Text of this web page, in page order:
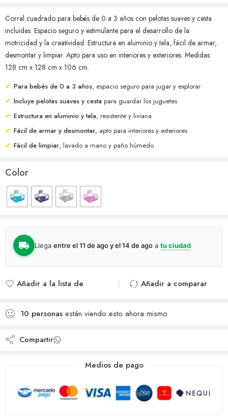
Corral cuadrado para bebés de 0 a 3 años con pelotas suaves y cesta
incluidas. Espacio seguro y estimulante para el desarrollo de la
motricidad y la creatividad. Estructura en aluminio y tela, fácil de armar,
desmontar y limpiar. Apto para uso en interiores y exteriores. Medidas:
128 cm x 128 cm x 106 cm.
✔ Para bebés de 0 a 3 años, espacio seguro para jugar y explorar
✔ Incluye pelotas suaves y cesta para guardar los juguetes
✔ Estructura en aluminio y tela, resistente y liviana
✔ Fácil de armar y desmontar, apto para interiores y exteriores
✔ Fácil de limpiar, lavado a mano y paño húmedo
Color
Llega entre el 11 de ago y el 14 de ago a tu ciudad
Añadir a la lista de
Añadido a la lista de
deseos
Añadir a comparar
10 personas están viendo esto ahora mismo
Compartir
Medios de pago